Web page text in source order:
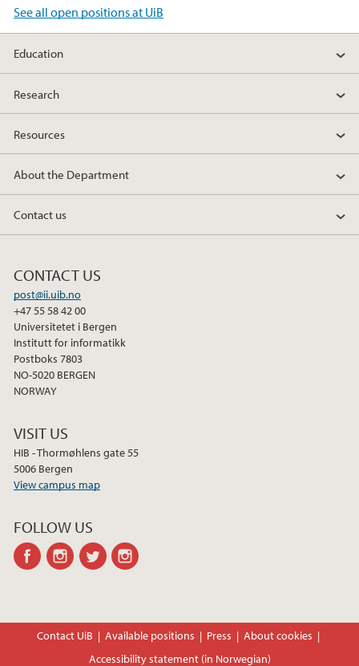
See all open positions at UiB
Education
Research
Resources
About the Department
Contact us
CONTACT US
post@ii.uib.no
+47 55 58 42 00
Universitetet i Bergen
Institutt for informatikk
Postboks 7803
NO-5020 BERGEN
NORWAY
VISIT US
HIB - Thormøhlens gate 55
5006 Bergen
View campus map
FOLLOW US
facebookinstagram
twitter
Contact UiB Available positions Press
About cookies
Accessibility statement (in Norwegian)